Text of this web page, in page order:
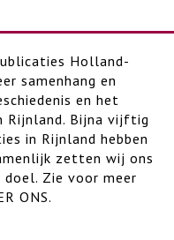
Holland-
samenhang en
en het
Rijnland. Bijna vijftig
in Rijnland hebben
zetten wij ons
Zie voor meer
ONS.